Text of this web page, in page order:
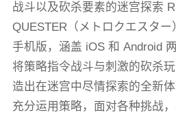
战斗以及砍杀要素的迷宫探索
QUESTER（メトロクエスタ
手机版，涵盖 iOS 和 Android
将策略指令战斗与刺激的砍杀
造出在迷宫中尽情探索的全新
充分运用策略，面对各种挑战